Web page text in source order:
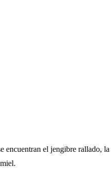
encuentran el jengibre rallado, la